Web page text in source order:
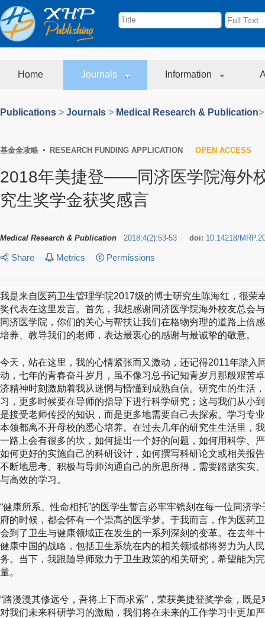
Home Journals Information
Publications > Journals > Medical Research & Publication
基金全攻略 ▪ RESEARCH FUNDING APPLICATION OPEN ACCESS
2018年美捷登——同济医学院海外
究生奖学金获奖感言
Medical Research & Publication 2018;4(2):53-53 doi: 10.14218/
Share Metrics Permissions
我是来自医药卫生管理学院2017级的博士研究生陈海红，很荣
奖代表在这里发言。首先，我想感谢同济医学院海外校友总会
同济医学院，你们的关心与帮扶让我们在格物穷理的道路上倍
培养、教导我们的老师，表达最衷心的感谢与最诚挚的敬意。
今天，站在这里，我的心情紧张而又激动，还记得2011年踏入
动，七年的青春奋斗岁月，虽不像习总书记知青岁月那般艰苦
济精神时刻激励着我从迷惘与懵懂到成熟自信。研究生的生活
习，更多时候要在导师的指导下进行科学研究；这与我们从小
是接受老师传授的知识，而是更多地需要自己去探索。学习专
本领都离不开母校的悉心培养。在过去几年的研究生生活里，
一路上会有很多的坎，如何提出一个好的问题，如何用科学、
如何更好的实施自己的科研设计，如何撰写科研论文或相关报
不断地思考、积极与导师沟通自己的所思所得，需要踏踏实实
与高效的学习。
“健康所系、性命相托”的医学生誓言必牢牢镌刻在每一位同济
府的时候，都会怀有一个崇高的医学梦。于我而言，作为医药
会到了卫生与健康领域正在发生的一系列深刻的变革。在去年
健康中国的战略，包括卫生系统在内的相关领域都将努力为人
务。当下，我跟随导师致力于卫生政策的相关研究，希望能为
量。
“路漫漫其修远兮，吾将上下而求索”，荣获美捷登奖学金，既
对我们未来科研学习的激励，我们将在未来的工作学习中更加